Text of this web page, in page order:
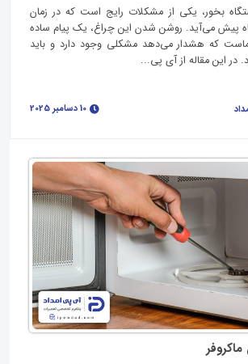
بخور، یکی از مشکلات رایج است که در زمان
پیش می‌‌آید. روشن شدن این چراغ، یک پیام ساده
که هشدار می‌دهد مشکلی وجود دارد و باید
در این مقاله از آی‌ پی...